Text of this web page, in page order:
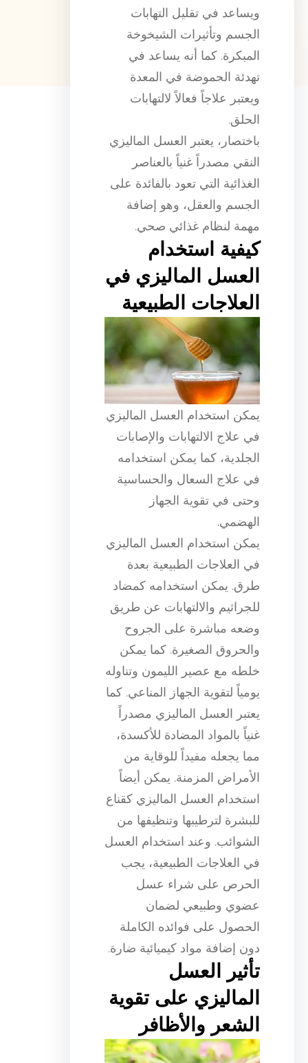
ويساعد في تقليل التهابات
الجسم وتأثيرات الشيخوخة
المبكرة. كما أنه يساعد في
تهدئة الحموضة في المعدة
ويعتبر علاجاً فعالاً لالتهابات
الحلق.
باختصار، يعتبر العسل الماليزي
النقي مصدراً غنياً بالعناصر
الغذائية التي تعود بالفائدة على
الجسم والعقل، وهو إضافة
مهمة لنظام غذائي صحي.
كيفية استخدام
العسل الماليزي في
العلاجات الطبيعية
يمكن استخدام العسل الماليزي
في علاج الالتهابات والإصابات
الجلدية، كما يمكن استخدامه
في علاج السعال والحساسية
وحتى في تقوية الجهاز
الهضمي.
يمكن استخدام العسل الماليزي
في العلاجات الطبيعية بعدة
طرق. يمكن استخدامه كمضاد
للجراثيم والالتهابات عن طريق
وضعه مباشرة على الجروح
والحروق الصغيرة. كما يمكن
خلطه مع عصير الليمون وتناوله
يومياً لتقوية الجهاز المناعي. كما
يعتبر العسل الماليزي مصدراً
غنياً بالمواد المضادة للأكسدة،
مما يجعله مفيداً للوقاية من
الأمراض المزمنة. يمكن أيضاً
استخدام العسل الماليزي كقناع
للبشرة لترطيبها وتنظيفها من
الشوائب. وعند استخدام العسل
في العلاجات الطبيعية، يجب
الحرص على شراء عسل
عضوي وطبيعي لضمان
الحصول على فوائده الكاملة
دون إضافة مواد كيميائية ضارة.
تأثير العسل
الماليزي على تقوية
الشعر والأظافر